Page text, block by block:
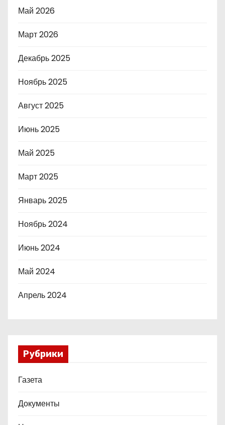
Май 2026
Март 2026
Декабрь 2025
Ноябрь 2025
Август 2025
Июнь 2025
Май 2025
Март 2025
Январь 2025
Ноябрь 2024
Июнь 2024
Май 2024
Апрель 2024
Рубрики
Газета
Документы